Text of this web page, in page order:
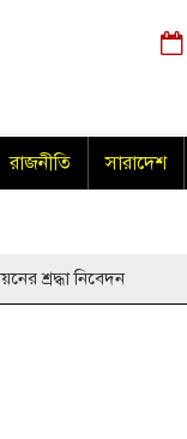
রাজনীতি সারাদেশ
শ্রদ্ধা নিবেদন